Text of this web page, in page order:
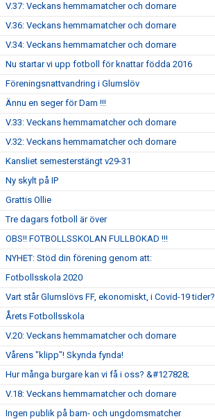
V.37: Veckans hemmamatcher och domare
V.36: Veckans hemmamatcher och domare
V.34: Veckans hemmamatcher och domare
Nu startar vi upp fotboll för knattar födda 2016
Föreningsnattvandring i Glumslöv
Ännu en seger för Dam !!!
V.33: Veckans hemmamatcher och domare
V.32: Veckans hemmamatcher och domare
Kansliet semesterstängt v29-31
Ny skylt på IP
Grattis Ollie
Tre dagars fotboll är över
OBS!! FOTBOLLSSKOLAN FULLBOKAD !!!
NYHET: Stöd din förening genom att:
Fotbollsskola 2020
Vart står Glumslövs FF, ekonomiskt, i Covid-19 tider?
Årets Fotbollsskola
V.20: Veckans hemmamatcher och domare
Vårens "klipp"! Skynda fynda!
Hur många burgare kan vi få i oss? &#127828;
V.18: Veckans hemmamatcher och domare
Ingen publik på barn- och ungdomsmatcher